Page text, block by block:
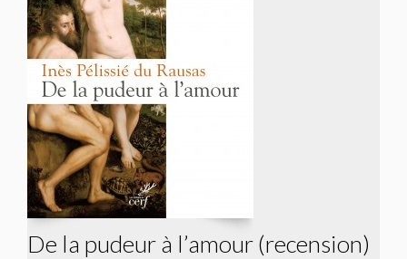
De la pudeur à l’amour (recension)